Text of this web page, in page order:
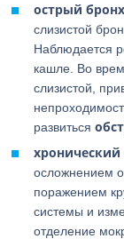
острый
слизистой
Наблюдается
кашле. Во
слизистой,
развиться
осложнением
поражением
системы и
отделение